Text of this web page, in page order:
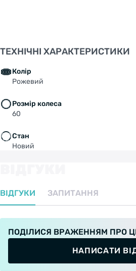
ТЕХНІЧНІ ХАРАКТЕРИСТИКИ
Колір
Рожевий
Розмір колеса
60
Стан
Новий
ВІДГУКИ ЗАПИТАННЯ
ПОДІЛИСЯ ВРАЖЕННЯМ ПРО
НАПИСАТИ